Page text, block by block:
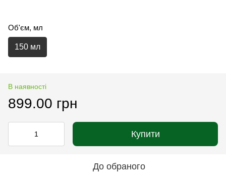
Об'єм, мл
150 мл
В наявності
899.00 грн
Купити
До обраного